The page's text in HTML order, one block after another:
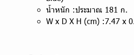
น้ำหนัก :ประมาณ 181 ก.
W x D X H (cm) :7.47 x